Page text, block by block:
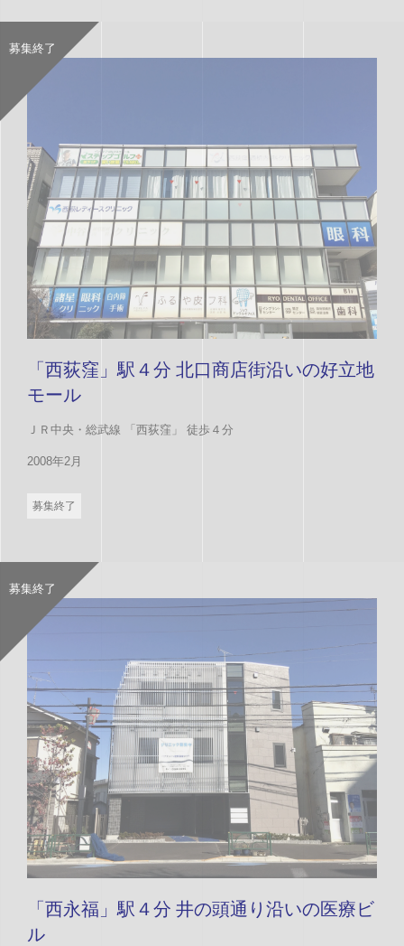
「西荻窪」駅４分 北口商店街沿いの好立地
モール
ＪＲ中央・総武線 「西荻窪」 徒歩４分
2008年2月
募集終了
募集終了
「西永福」駅４分 井の頭通り沿いの医療ビ
ル
募集終了